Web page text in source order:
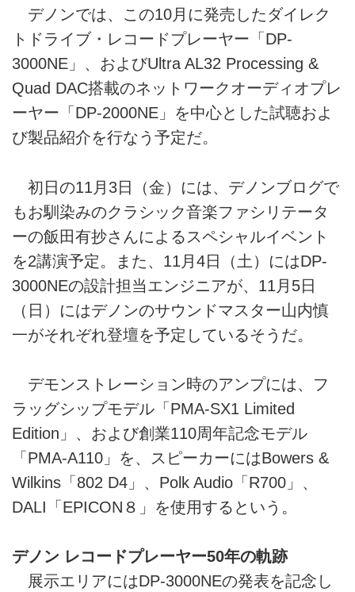
デノンでは、この10月に発売したダイレク
トドライブ・レコードプレーヤー「DP-
3000NE」、およびUltra AL32 Processing &
Quad DAC搭載のネットワークオーディオプレ
ーヤー「DP-2000NE」を中心とした試聴およ
び製品紹介を行なう予定だ。
初日の11月3日（金）には、デノンブログで
もお馴染みのクラシック音楽ファシリテータ
ーの飯田有抄さんによるスペシャルイベント
を2講演予定。また、11月4日（土）にはDP-
3000NEの設計担当エンジニアが、11月5日
（日）にはデノンのサウンドマスター山内慎
一がそれぞれ登壇を予定しているそうだ。
デモンストレーション時のアンプには、フ
ラッグシップモデル「PMA-SX1 Limited
Edition」、および創業110周年記念モデル
「PMA-A110」を、スピーカーにはBowers &
Wilkins「802 D4」、Polk Audio「R700」、
DALI「EPICON８」を使用するという。
デノン レコードプレーヤー50年の軌跡
展示エリアにはDP-3000NEの発表を記念し